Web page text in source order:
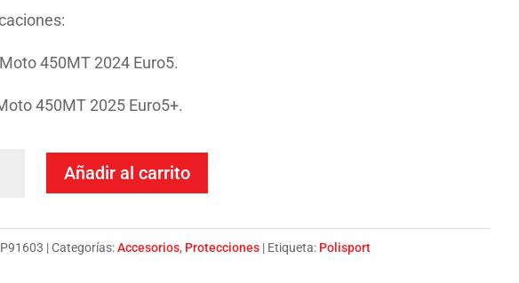
450MT 2024 Euro5.
450MT 2025 Euro5+.
Añadir al carrito
P91603 Categorías:Accesorios, Protecciones Etiqueta: Polisport